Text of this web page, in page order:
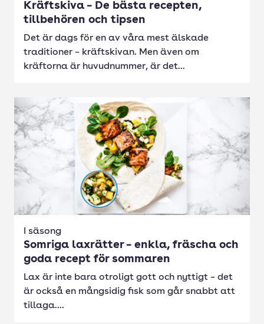
Kräftskiva – De bästa recepten,
tillbehören och tipsen
Det är dags för en av våra mest älskade
traditioner – kräftskivan. Men även om
kräftorna är huvudnummer, är det...
I säsong
Somriga laxrätter – enkla, fräscha och
goda recept för sommaren
Lax är inte bara otroligt gott och nyttigt – det
är också en mångsidig fisk som går snabbt att
tillaga....